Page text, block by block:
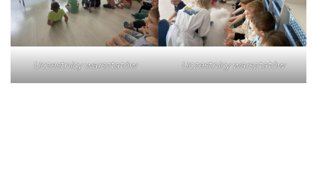
Uczestnicy warsztatów Uczestnicy warsztatów